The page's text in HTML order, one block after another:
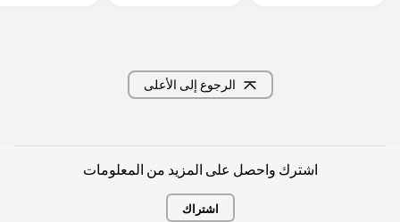
الرجوع إلى الأعلى
اشترك واحصل على المزيد من المعلومات
اشتراك